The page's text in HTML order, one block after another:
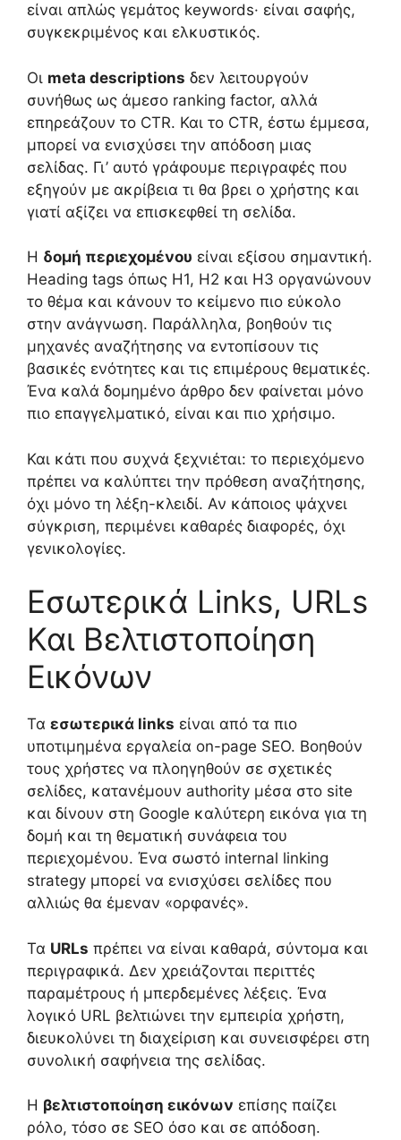
είναι απλώς γεμάτος keywords· είναι σαφής,
συγκεκριμένος και ελκυστικός.
Οι meta descriptions δεν λειτουργούν
συνήθως ως άμεσο ranking factor, αλλά
επηρεάζουν το CTR. Και το CTR, έστω έμμεσα,
μπορεί να ενισχύσει την απόδοση μιας
σελίδας. Γι’ αυτό γράφουμε περιγραφές που
εξηγούν με ακρίβεια τι θα βρει ο χρήστης και
γιατί αξίζει να επισκεφθεί τη σελίδα.
Η δομή περιεχομένου είναι εξίσου σημαντική.
Heading tags όπως H1, H2 και H3 οργανώνουν
το θέμα και κάνουν το κείμενο πιο εύκολο
στην ανάγνωση. Παράλληλα, βοηθούν τις
μηχανές αναζήτησης να εντοπίσουν τις
βασικές ενότητες και τις επιμέρους θεματικές.
Ένα καλά δομημένο άρθρο δεν φαίνεται μόνο
πιο επαγγελματικό, είναι και πιο χρήσιμο.
Και κάτι που συχνά ξεχνιέται: το περιεχόμενο
πρέπει να καλύπτει την πρόθεση αναζήτησης,
όχι μόνο τη λέξη-κλειδί. Αν κάποιος ψάχνει
σύγκριση, περιμένει καθαρές διαφορές, όχι
γενικολογίες.
Εσωτερικά Links, URLs
Και Βελτιστοποίηση
Εικόνων
Τα εσωτερικά links είναι από τα πιο
υποτιμημένα εργαλεία on-page SEO. Βοηθούν
τους χρήστες να πλοηγηθούν σε σχετικές
σελίδες, κατανέμουν authority μέσα στο site
και δίνουν στη Google καλύτερη εικόνα για τη
δομή και τη θεματική συνάφεια του
περιεχομένου. Ένα σωστό internal linking
strategy μπορεί να ενισχύσει σελίδες που
αλλιώς θα έμεναν «ορφανές».
Τα URLs πρέπει να είναι καθαρά, σύντομα και
περιγραφικά. Δεν χρειάζονται περιττές
παραμέτρους ή μπερδεμένες λέξεις. Ένα
λογικό URL βελτιώνει την εμπειρία χρήστη,
διευκολύνει τη διαχείριση και συνεισφέρει στη
συνολική σαφήνεια της σελίδας.
Η βελτιστοποίηση εικόνων επίσης παίζει
ρόλο, τόσο σε SEO όσο και σε απόδοση.